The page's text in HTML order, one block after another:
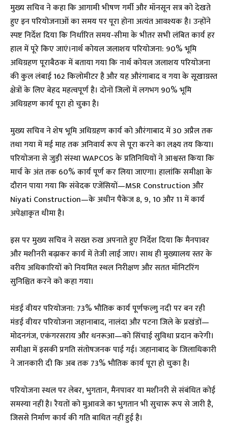
मुख्य सचिव ने कहा कि आगामी भीषण गर्मी और मॉनसून सत्र को देखते
हुए इन परियोजनाओं का समय पर पूरा होना अत्यंत आवश्यक है। उन्होंने
स्पष्ट निर्देश दिया कि निर्धारित समय-सीमा के भीतर सभी लंबित कार्य हर
हाल में पूरे किए जाएं।नार्थ कोयल जलाशय परियोजना: 90% भूमि
अधिग्रहण पूराबैठक में बताया गया कि नार्थ कोयल जलाशय परियोजना
की कुल लंबाई 162 किलोमीटर है और यह औरंगाबाद व गया के सूखाग्रस्त
क्षेत्रों के लिए बेहद महत्वपूर्ण है। दोनों जिलों में लगभग 90% भूमि
अधिग्रहण कार्य पूरा हो चुका है।
मुख्य सचिव ने शेष भूमि अधिग्रहण कार्य को औरंगाबाद में 30 अप्रैल तक
तथा गया में मई माह तक अनिवार्य रूप से पूरा करने का लक्ष्य तय किया।
परियोजना से जुड़ी संस्था WAPCOS के प्रतिनिधियों ने आश्वस्त किया कि
मार्च के अंत तक 60% कार्य पूर्ण कर लिया जाएगा। हालांकि समीक्षा के
दौरान पाया गया कि संवेदक एजेंसियों—MSR Construction और
Niyati Construction—के अधीन पैकेज 8, 9, 10 और 11 में कार्य
अपेक्षाकृत धीमा है।
इस पर मुख्य सचिव ने सख्त रुख अपनाते हुए निर्देश दिया कि मैनपावर
और मशीनरी बढ़ाकर कार्य में तेजी लाई जाए। साथ ही मुख्यालय स्तर के
वरीय अधिकारियों को नियमित स्थल निरीक्षण और सतत मॉनिटरिंग
सुनिश्चित करने को कहा गया।
मंडई वीयर परियोजना: 73% भौतिक कार्य पूर्णफल्गु नदी पर बन रही
मंडई वीयर परियोजना जहानाबाद, नालंदा और पटना जिले के प्रखंडों—
मोदनगंज, एकंगरसराय और धनरूआ—को सिंचाई सुविधा प्रदान करेगी।
समीक्षा में इसकी प्रगति संतोषजनक पाई गई। जहानाबाद के जिलाधिकारी
ने जानकारी दी कि अब तक 73% भौतिक कार्य पूरा हो चुका है।
परियोजना स्थल पर लेबर, भुगतान, मैनपावर या मशीनरी से संबंधित कोई
समस्या नहीं है। रैयतों को मुआवजे का भुगतान भी सुचारू रूप से जारी है,
जिससे निर्माण कार्य की गति बाधित नहीं हुई है।